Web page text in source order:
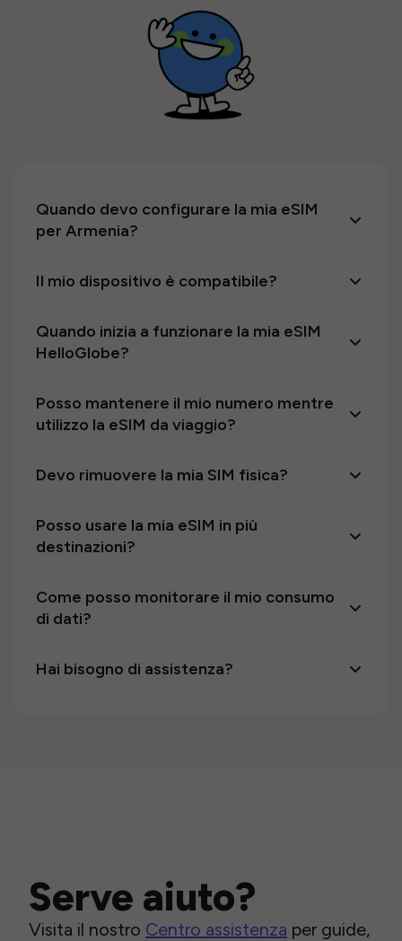
Quando devo configurare la mia eSIM
per Armenia?
Il mio dispositivo è compatibile?
Quando inizia a funzionare la mia eSIM
HelloGlobe?
Posso mantenere il mio numero mentre
utilizzo la eSIM da viaggio?
Devo rimuovere la mia SIM fisica?
Posso usare la mia eSIM in più
destinazioni?
Come posso monitorare il mio consumo
di dati?
Hai bisogno di assistenza?
Serve aiuto?
Visita il nostro Centro assistenza per guide,